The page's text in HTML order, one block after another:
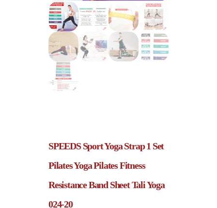
SPEEDS Sport Yoga Strap 1 Set
Pilates Yoga Pilates Fitness
Resistance Band Sheet Tali Yoga
024-20